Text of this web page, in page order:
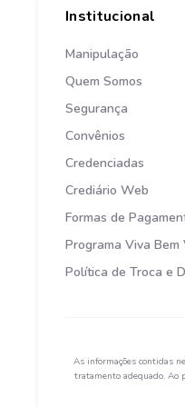
Institucional
Manipulação
Quem Somos
Segurança
Convênios
Credenciadas
Crediário Web
Formas de
Programa Viva Bem
Política de Troca e
As informações contidas
tratamento adequado. Ao